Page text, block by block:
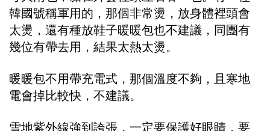
韓國號稱軍用的，那個非常燙，放身體裡頭會
太燙，還有種放鞋子暖暖包也不建議，同團有
幾位有帶去用，結果太熱太燙。
暖暖包不用帶充電式，那個溫度不夠，且寒地
電會掉比較快，不建議。
雪地紫外線強到誇張，一定要保護好眼睛，要